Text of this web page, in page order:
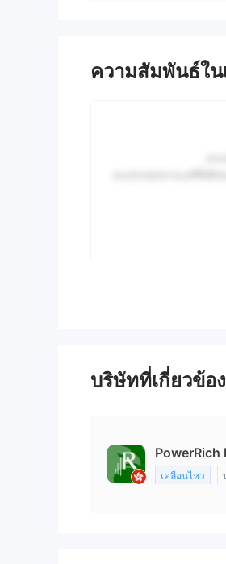
ความสัมพันธ์ใน
บริษัทที่เกี่ยวข้อง
PowerRich
เคลื่อนไหว